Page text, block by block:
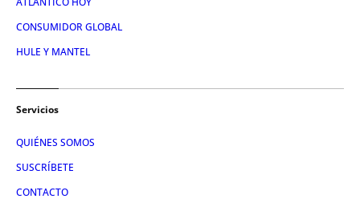
CONSUMIDOR GLOBAL
HULE Y MANTEL
Servicios
QUIÉNES SOMOS
SUSCRÍBETE
CONTACTO